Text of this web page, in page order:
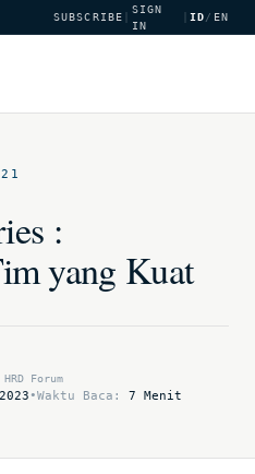
SUBSCRIBE
SIGN
IN
ID/ EN
:
yang Kuat
Forum
•Waktu Baca: 7 Menit